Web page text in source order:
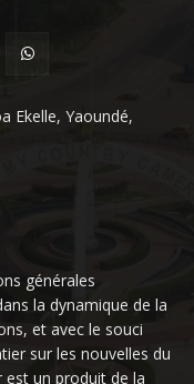
Ekelle, Yaoundé,
générales
la dynamique de la
et avec le souci
sur les nouvelles du
est un produit de la